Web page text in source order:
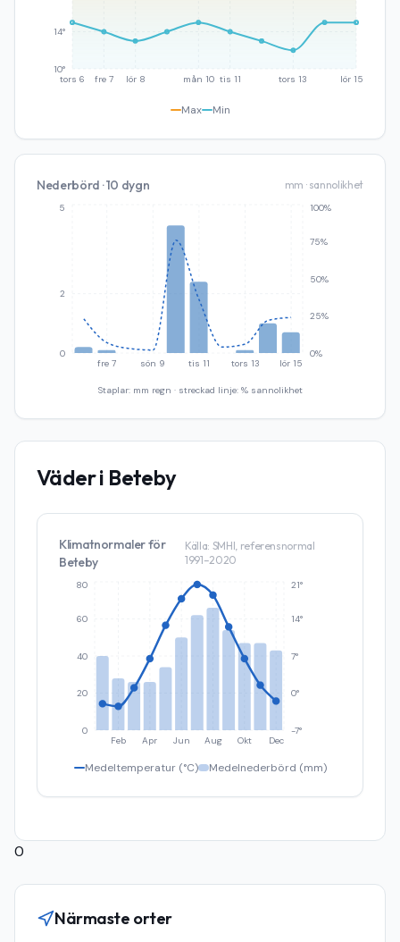
tors 6 fre 7 lör 8 mån 10 tis 11 tors 13 lör 15
10°
14°
Max Min
Nederbörd · 10 dygn mm · sannolikhet
fre 7 sön 9 tis 11 tors 13 lör 15
0
2
5
0%
25%
50%
75%
100%
Staplar: mm regn · streckad linje: % sannolikhet
Väder i Beteby
Klimatnormaler för
Beteby
Källa: SMHI, referensnormal
1991–2020
Feb Apr Jun Aug Okt Dec
0
20
40
60
80
-7°
0°
7°
14°
21°
Medeltemperatur (°C) Medelnederbörd (mm)
0
Närmaste orter